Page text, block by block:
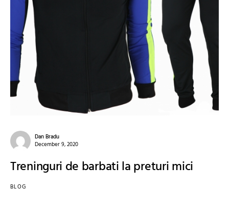
Dan Bradu
December 9, 2020
Treninguri de barbati la preturi mici
BLOG